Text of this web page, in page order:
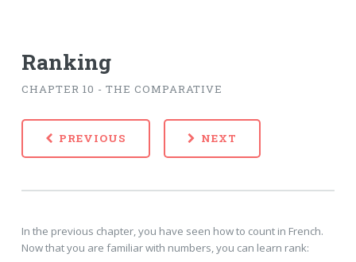
Ranking
CHAPTER 10 - THE COMPARATIVE
PREVIOUS NEXT
In the previous chapter, you have seen how to count in French.
Now that you are familiar with numbers, you can learn rank: